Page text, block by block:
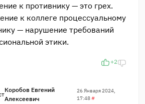
к противнику — это грех.
к коллеге процессуальному
— нарушение требований
этики.
+2
Коробов Евгений
Алексеевич
26 Января 2024,
17:48#